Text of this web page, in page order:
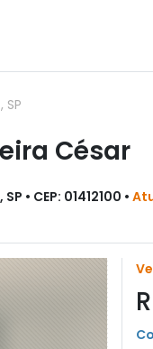
César
• CEP: 01412100 •